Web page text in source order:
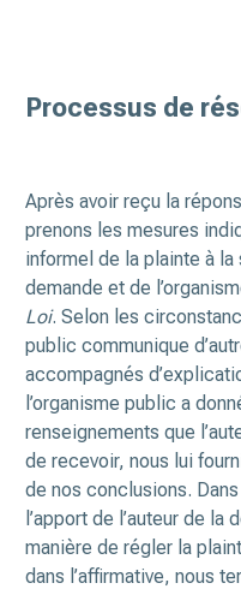
Processus de
Après avoir reçu la
prenons les mesures
informel de la plainte à la
demande et de
Loi. Selon les
public communique
accompagnés
l’organisme public a
renseignements que
de recevoir, nous lui
de nos conclusions.
l’apport de l’auteur de
manière de régler la
dans l’affirmative, nous